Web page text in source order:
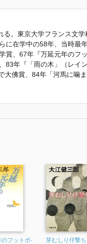
。東京大学フランス文
に在学中の58年、当時最
賞、67年『万延元年のフ
83年『「雨の木」（レイ
大佛賞、84年「河馬に噛
でノーベル文学賞を受賞
のフットボ-
芽むしり仔撃